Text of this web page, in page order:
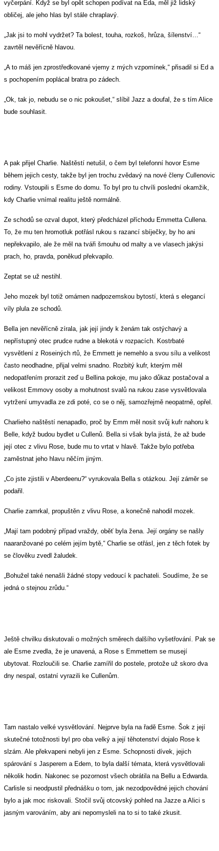
vyčerpání. Když se byl opět schopen podívat na Eda, měl již lidský
obličej, ale jeho hlas byl stále chraplavý.
„Jak jsi to mohl vydržet? Ta bolest, touha, rozkoš, hrůza, šílenství…“
zavrtěl nevěřícně hlavou.
„A to máš jen zprostředkované vjemy z mých vzpomínek,“ přisadil si Ed a
s pochopením poplácal bratra po zádech.
„Ok, tak jo, nebudu se o nic pokoušet,“ slíbil Jazz a doufal, že s tím Alice
bude souhlasit.
A pak přijel Charlie. Naštěstí netušil, o čem byl telefonní hovor Esme
během jejich cesty, takže byl jen trochu zvědavý na nové členy Cullenovic
rodiny. Vstoupili s Esme do domu. To byl pro tu chvíli poslední okamžik,
kdy Charlie vnímal realitu ještě normálně.
Ze schodů se ozval dupot, který předcházel příchodu Emmetta Cullena.
To, že mu ten hromotluk potřásl rukou s razancí sbíječky, by ho ani
nepřekvapilo, ale že měl na tváři šmouhu od malty a ve vlasech jakýsi
prach, ho, pravda, poněkud překvapilo.
Zeptat se už nestihl.
Jeho mozek byl totiž omámen nadpozemskou bytostí, která s elegancí
víly plula ze schodů.
Bella jen nevěřícně zírala, jak její jindy k ženám tak ostýchavý a
nepřístupný otec prudce rudne a blekotá v rozpacích. Kostrbaté
vysvětlení z Roseiných rtů, že Emmett je nemehlo a svou sílu a velikost
často neodhadne, přijal velmi snadno. Rozbitý kufr, kterým měl
nedopatřením prorazit zeď u Bellina pokoje, mu jako důkaz postačoval a
velikost Emmovy osoby a mohutnost svalů na rukou zase vysvětlovala
vytržení umyvadla ze zdi poté, co se o něj, samozřejmě neopatrně, opřel.
Charlieho naštěstí nenapadlo, proč by Emm měl nosit svůj kufr nahoru k
Belle, když budou bydlet u Cullenů. Bella si však byla jistá, že až bude
její otec z vlivu Rose, bude mu to vrtat v hlavě. Takže bylo potřeba
zaměstnat jeho hlavu něčím jiným.
„Co jste zjistili v Aberdeenu?“ vyrukovala Bella s otázkou. Její záměr se
podařil.
Charlie zamrkal, propuštěn z vlivu Rose, a konečně nahodil mozek.
„Mají tam podobný případ vraždy, oběť byla žena. Její orgány se našly
naaranžované po celém jejím bytě,“ Charlie se otřásl, jen z těch fotek by
se člověku zvedl žaludek.
„Bohužel také nenašli žádné stopy vedoucí k pachateli. Soudíme, že se
jedná o stejnou zrůdu.“
Ještě chvilku diskutovali o možných směrech dalšího vyšetřování. Pak se
ale Esme zvedla, že je unavená, a Rose s Emmettem se musejí
ubytovat. Rozloučili se. Charlie zamířil do postele, protože už skoro dva
dny nespal, ostatní vyrazili ke Cullenům.
Tam nastalo velké vysvětlování. Nejprve byla na řadě Esme. Šok z její
skutečné totožnosti byl pro oba velký a její těhotenství dojalo Rose k
slzám. Ale překvapeni nebyli jen z Esme. Schopnosti dívek, jejich
spárování s Jasperem a Edem, to byla další témata, která vysvětlovali
několik hodin. Nakonec se pozornost všech obrátila na Bellu a Edwarda.
Carlisle si neodpustil přednášku o tom, jak nezodpovědné jejich chování
bylo a jak moc riskovali. Stočil svůj otcovský pohled na Jazze a Alici s
jasným varováním, aby ani nepomysleli na to si to také zkusit.